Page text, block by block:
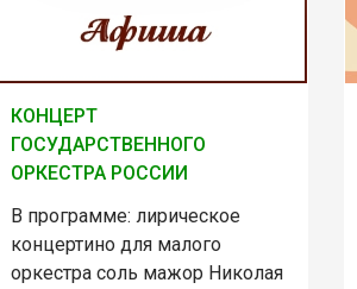
КОНЦЕРТ
ГОСУДАРСТВЕННОГО
ОРКЕСТРА РОССИИ
В программе: лирическое
концертино для малого
оркестра соль мажор Николая